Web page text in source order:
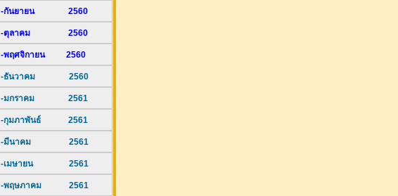
-กันยายน 2560
-ตุลาคม 2560
-พฤศจิกายน 2560
-ธันวาคม 2560
-มกราคม 2561
-กุมภาพันธ์ 2561
-มีนาคม 2561
-เมษายน 2561
-พฤษภาคม 2561